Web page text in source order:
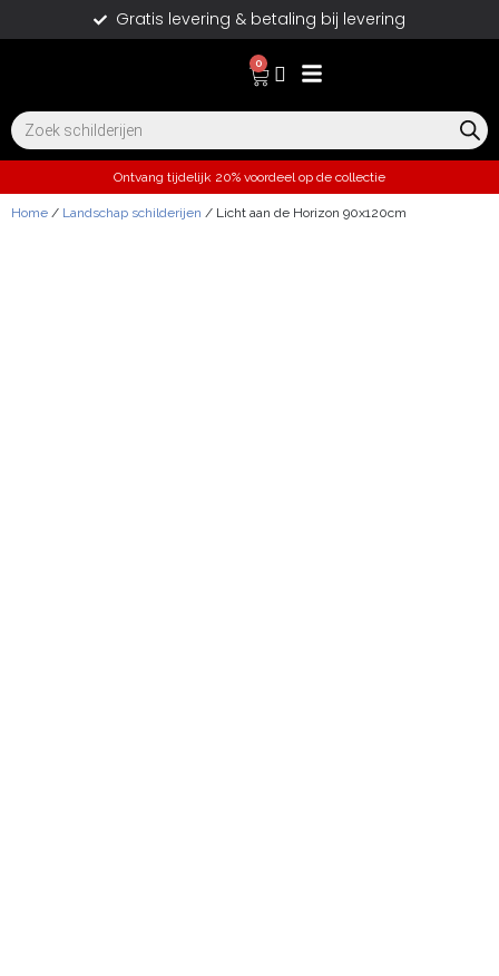
Gratis levering & betaling bij levering
0
Ontvang tijdelijk 20% voordeel op de collectie
Home / Landschap schilderijen / Licht aan de Horizon 90x120cm